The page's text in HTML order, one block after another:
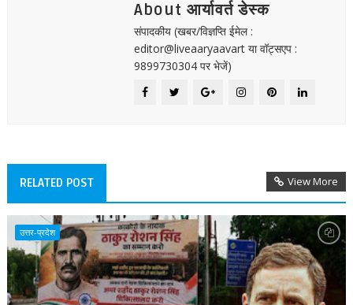
About आर्यावर्त डेस्क
संपादकीय (खबर/विज्ञप्ति ईमेल :
editor@liveaaryaavart या वॉट्सएप :
9899730304 पर भेजें)
RELATED POST View More
उत्तर-प्रदेश